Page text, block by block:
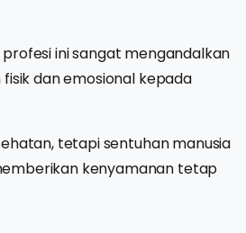
ini sangat mengandalkan
dan emosional kepada
tetapi sentuhan manusia
kenyamanan tetap